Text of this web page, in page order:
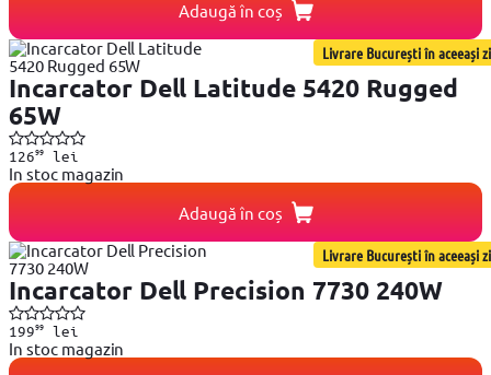
Adaugă în coș
Livrare București în aceeași zi
Incarcator Dell Latitude 5420 Rugged
65W
12699lei
In stoc magazin
Adaugă în coș
Livrare București în aceeași zi
Incarcator Dell Precision 7730 240W
19999lei
In stoc magazin